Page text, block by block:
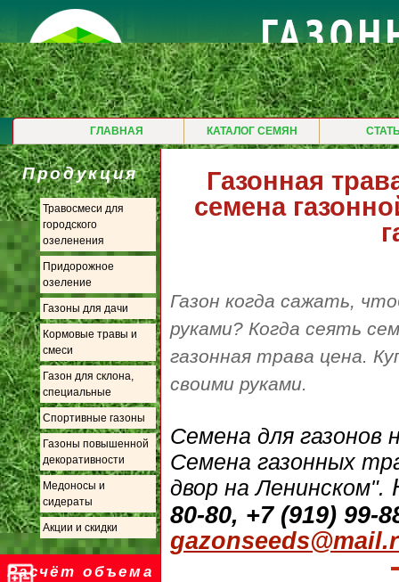
ГЛАВНАЯ КАТАЛОГ СЕМЯН
Продукция
Травосмеси для
городского
озеленения
Придорожное
озеление
Газоны для дачи
Кормовые травы и
смеси
Газон для склона,
специальные
Спортивные газоны
Газоны повышенной
декоративности
Медоносы и
сидераты
Акции и скидки
Расчёт объема
Газонная
семена
Газон когда сажать,
руками? Когда сеять
газонная трава цена.
своими руками.
Семена для газонов
Семена газонных
двор на Ленинском".
80-80, +7 (919) 99-